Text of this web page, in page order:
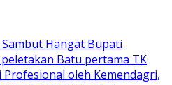
Hangat Bupati
Batu pertama TK
Profesional oleh Kemendagri,